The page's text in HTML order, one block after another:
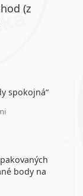
si
(z
spokojná
body na